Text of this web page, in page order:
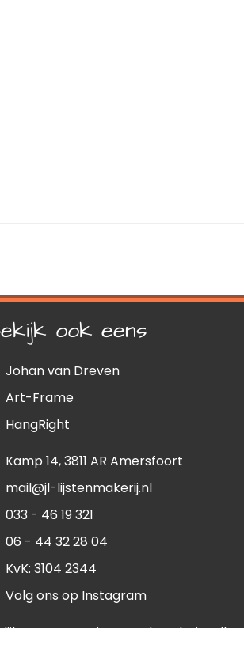
ook eens
Johan van Dreven
Art-Frame
HangRight
Kamp 14, 3811 AR Amersfoort
mail@jl-lijstenmakerij.nl
033 - 46 19 321
06 - 44 32 28 04
KvK: 3104 2344
Volg ons op Instagram
toestemming van de galerie. Alle